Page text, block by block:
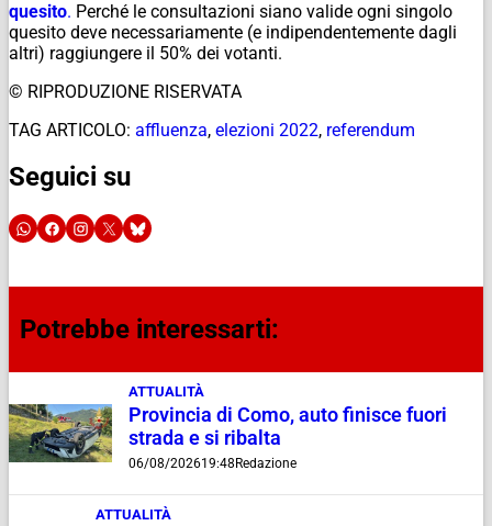
quesito. Perché le consultazioni siano valide ogni singolo
quesito deve necessariamente (e indipendentemente dagli
altri) raggiungere il 50% dei votanti.
© RIPRODUZIONE RISERVATA
TAG ARTICOLO: affluenza, elezioni 2022, referendum
Seguici su
Potrebbe interessarti:
ATTUALITÀ
Provincia di Como, auto finisce fuori
strada e si ribalta
06/08/202619:48 Redazione
ATTUALITÀ